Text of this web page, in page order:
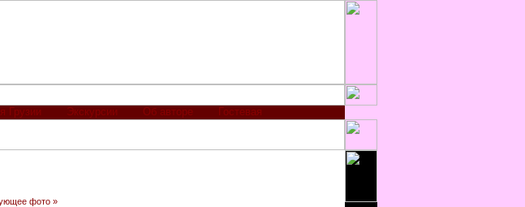
Грузии Экскурсии Об авторе Гостевая
фото »